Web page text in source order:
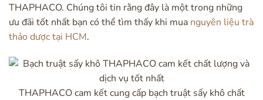
THAPHACO. Chúng tôi tin rằng đây là một trong những
ưu đãi tốt nhất bạn có thể tìm thấy khi mua nguyên liệu trà
thảo dược tại HCM.
THAPHACO cam kết cung cấp bạch truật sấy khô chất